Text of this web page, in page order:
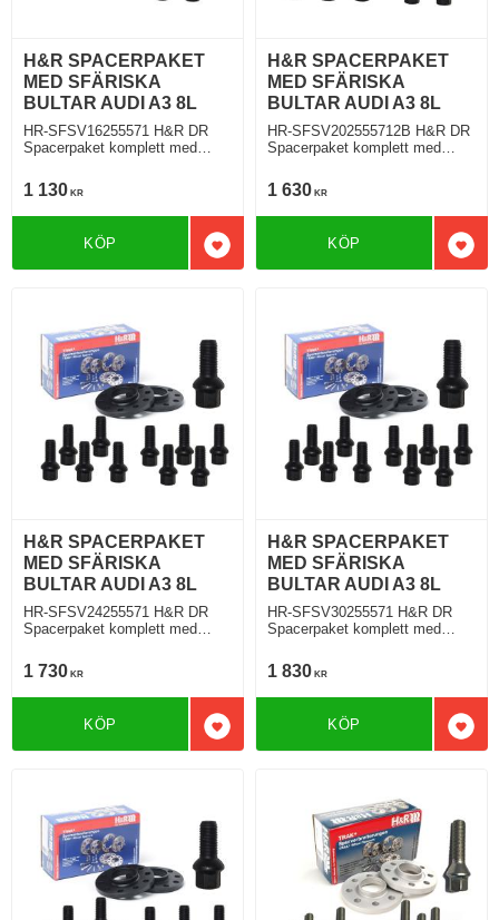
H&R SPACERPAKET
MED SFÄRISKA
BULTAR AUDI A3 8L
HR-SFSV16255571 H&R DR
Spacerpaket komplett med
8L 09.1996 Tjocklek spacer
8mm
1 130 KR
Lägg till i favoriter
KÖP
H&R SPACERPAKET
MED SFÄRISKA
BULTAR AUDI A3 8L
HR-SFSV202555712B H&R DR
Spacerpaket komplett med
8L 09.1996 Tjocklek spacer
10mm
1 630 KR
KÖP
H&R SPACERPAKET
MED SFÄRISKA
BULTAR AUDI A3 8L
HR-SFSV24255571 H&R DR
Spacerpaket komplett med
8L 09.1996 Tjocklek spacer
12mm
1 730 KR
Lägg till i favoriter
KÖP
H&R SPACERPAKET
MED SFÄRISKA
BULTAR AUDI A3 8L
HR-SFSV30255571 H&R DR
Spacerpaket komplett med
8L 09.1996 Tjocklek spacer
15mm
1 830 KR
KÖP